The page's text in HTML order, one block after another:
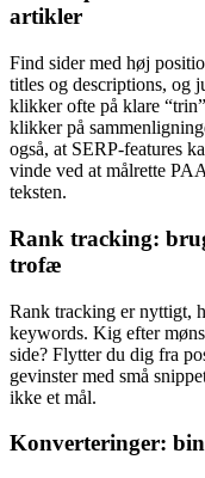
artikler
Find sider med høj
titles og descriptions, og
klikker ofte på klare
klikker på
også, at SERP-features
vinde ved at målrette
teksten.
Rank tracking:
trofæ
Rank tracking er nyttigt,
keywords. Kig efter
side? Flytter du dig fra
gevinster med små
ikke et mål.
Konverteringer: